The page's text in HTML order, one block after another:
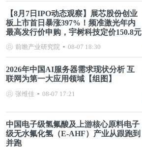
【8月7日IPO动态观察】展芯股份创业
板上市首日暴涨397%！频准激光年内
最高发行价申购，宇树科技定价150.8元
前瞻产业研究院 08-07 18:30
2026年中国AI服务器需求现状分析 互
联网为第一大应用领域【组图】
张维佳 08-07 17:21
中国电子级氢氟酸及上游核心原料电子
级无水氟化氢（E-AHF）产业从跟跑到
并跑